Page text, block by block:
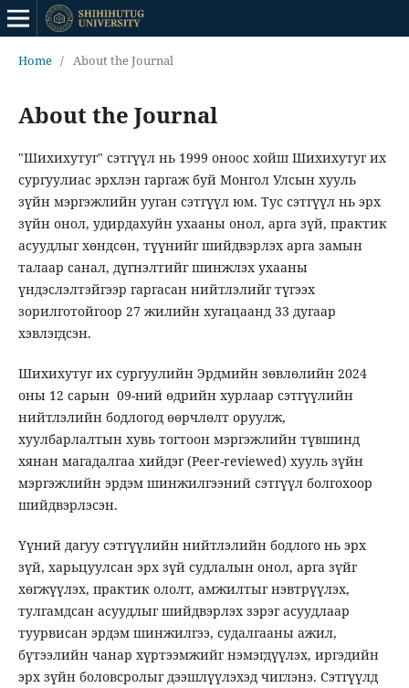
Home / About the Journal
About the Journal
"Шихихутуг" сэтгүүл нь 1999 оноос хойш Шихихутуг их
сургуулиас эрхлэн гаргаж буй Монгол Улсын хууль
зүйн мэргэжлийн ууган сэтгүүл юм. Тус сэтгүүл нь эрх
зүйн онол, удирдахуйн ухааны онол, арга зүй, практик
асуудлыг хөндсөн, түүнийг шийдвэрлэх арга замын
талаар санал, дүгнэлтийг шинжлэх ухааны
үндэслэлтэйгээр гаргасан нийтлэлийг түгээх
зорилготойгоор 27 жилийн хугацаанд 33 дугаар
хэвлэгдсэн.
Шихихутуг их сургуулийн Эрдмийн зөвлөлийн 2024
оны 12 сарын 09-ний өдрийн хурлаар сэтгүүлийн
нийтлэлийн бодлогод өөрчлөлт оруулж,
хуулбарлалтын хувь тогтоон мэргэжлийн түвшинд
хянан магадалгаа хийдэг (Peer-reviewed) хууль зүйн
мэргэжлийн эрдэм шинжилгээний сэтгүүл болгохоор
шийдвэрлэсэн.
Үүний дагуу сэтгүүлийн нийтлэлийн бодлого нь эрх
зүй, харьцуулсан эрх зүй судлалын онол, арга зүйг
хөгжүүлэх, практик ололт, амжилтыг нэвтрүүлэх,
тулгамдсан асуудлыг шийдвэрлэх зэрэг асуудлаар
туурвисан эрдэм шинжилгээ, судалгааны ажил,
бүтээлийн чанар хүртээмжийг нэмэгдүүлэх, иргэдийн
эрх зүйн боловсролыг дээшлүүлэхэд чиглэнэ. Сэтгүүлд